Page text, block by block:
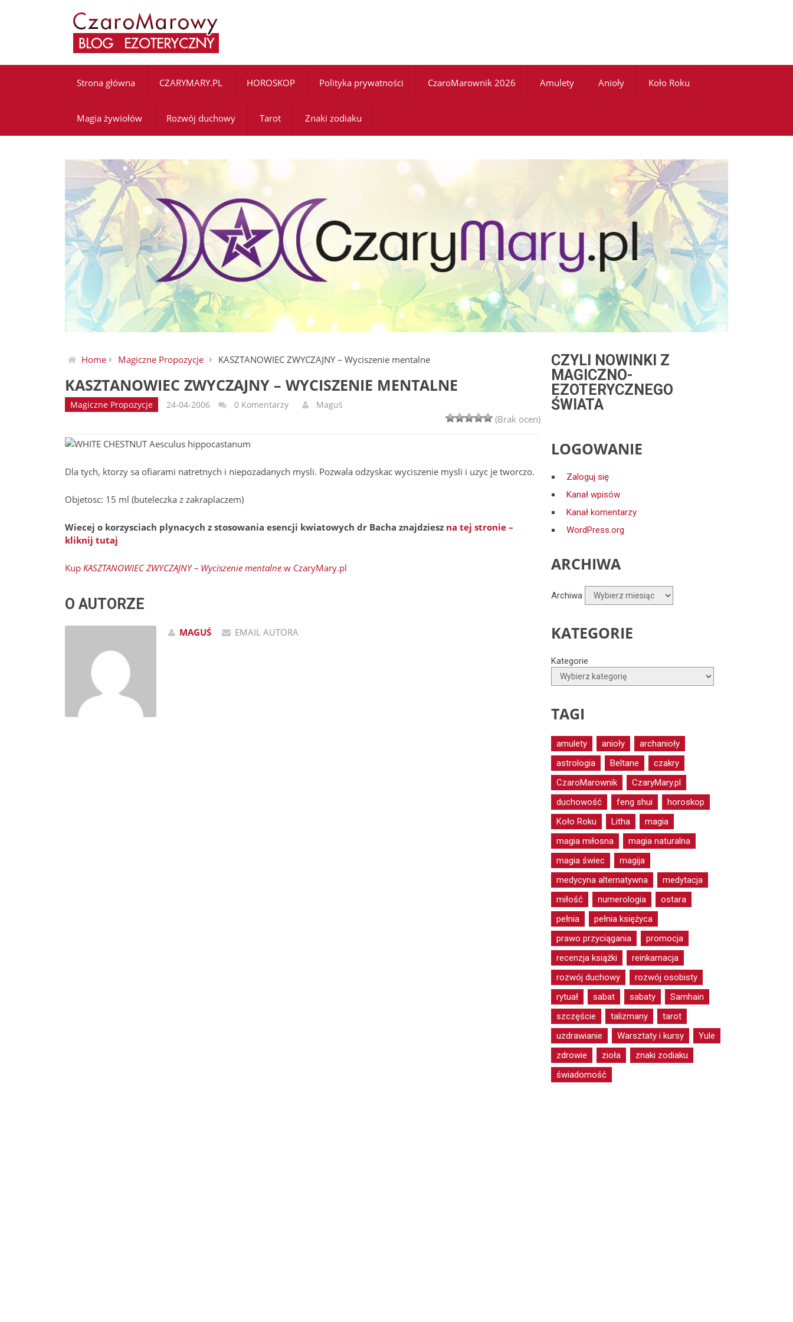
Strona główna CZARYMARY.PL HOROSKOP Polityka prywatności CzaroMarownik 2026 Amulety Anioły Koło Roku
Magia żywiołów Rozwój duchowy Tarot Znaki zodiaku
Home Magiczne Propozycje KASZTANOWIEC ZWYCZAJNY – Wyciszenie mentalne
KASZTANOWIEC ZWYCZAJNY – WYCISZENIE MENTALNE
Magiczne Propozycje 24-04-2006 0 Komentarzy Maguś
(Brak ocen)
WHITE CHESTNUT Aesculus hippocastanum
Dla tych, ktorzy sa ofiarami natretnych i niepozadanych mysli. Pozwala odzyskac wyciszenie mysli i uzyc je tworczo.
Objetosc: 15 ml (buteleczka z zakraplaczem)
Wiecej o korzysciach plynacych z stosowania esencji kwiatowych dr Bacha znajdziesz na tej stronie –
kliknij tutaj
Kup KASZTANOWIEC ZWYCZAJNY – Wyciszenie mentalne w CzaryMary.pl
O AUTORZE
MAGUŚ EMAIL AUTORA
CZYLI NOWINKI Z
MAGICZNO-
EZOTERYCZNEGO
ŚWIATA
LOGOWANIE
Zaloguj się
Kanał wpisów
Kanał komentarzy
WordPress.org
ARCHIWA
Archiwa
KATEGORIE
Kategorie
TAGI
amulety anioły
archanioły
astrologia
Beltane
czakry
CzaroMarownik
CzaryMary.pl
duchowość
feng shui
horoskop
Koło Roku
Litha
magia
magia miłosna
magia naturalna
magia świec
magija
medycyna alternatywna
medytacja
miłość
numerologia
ostara
pełnia
pełnia księżyca
prawo przyciągania
promocja
recenzja książki
reinkarnacja
rozwój duchowy
rozwój osobisty
rytuał
sabat sabaty
Samhain
szczęście
talizmany
tarot
uzdrawianie
Warsztaty i kursy
Yule
zdrowie
zioła
znaki zodiaku
świadomość